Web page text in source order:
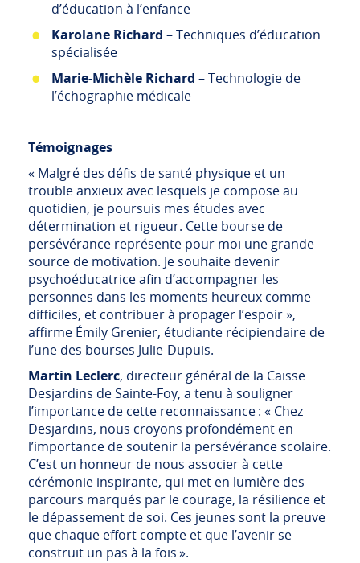
d’éducation à l’enfance
Karolane Richard – Techniques d’éducation
spécialisée
Marie-Michèle Richard – Technologie de
l’échographie médicale
Témoignages
« Malgré des défis de santé physique et un
trouble anxieux avec lesquels je compose au
quotidien, je poursuis mes études avec
détermination et rigueur. Cette bourse de
persévérance représente pour moi une grande
source de motivation. Je souhaite devenir
psychoéducatrice afin d’accompagner les
personnes dans les moments heureux comme
difficiles, et contribuer à propager l’espoir »,
affirme Émily Grenier, étudiante récipiendaire de
l’une des bourses Julie-Dupuis.
Martin Leclerc, directeur général de la Caisse
Desjardins de Sainte-Foy, a tenu à souligner
l’importance de cette reconnaissance : « Chez
Desjardins, nous croyons profondément en
l’importance de soutenir la persévérance scolaire.
C’est un honneur de nous associer à cette
cérémonie inspirante, qui met en lumière des
parcours marqués par le courage, la résilience et
le dépassement de soi. Ces jeunes sont la preuve
que chaque effort compte et que l’avenir se
construit un pas à la fois ».